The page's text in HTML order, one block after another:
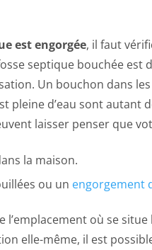
est engorgée, il faut
septique bouchée est
Un bouchon dans
pleine d’eau sont autant
laisser penser que
la maison.
ou un engorgement
l’emplacement où se
elle-même, il est